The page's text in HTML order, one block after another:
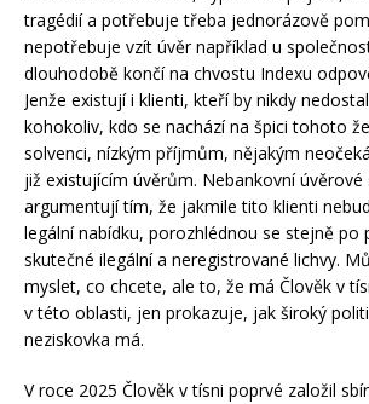
tragédií a potřebuje třeba jednorázově
nepotřebuje vzít úvěr například u
dlouhodobě končí na chvostu Indexu
Jenže existují i klienti, kteří by nikdy
kohokoliv, kdo se nachází na špici tohoto
solvenci, nízkým příjmům, nějakým
již existujícím úvěrům. Nebankovní
argumentují tím, že jakmile tito klienti
legální nabídku, porozhlédnou se stejně po
skutečné ilegální a neregistrované lichvy.
myslet, co chcete, ale to, že má Člověk v
v této oblasti, jen prokazuje, jak široký
neziskovka má.
V roce 2025 Člověk v tísni poprvé založil